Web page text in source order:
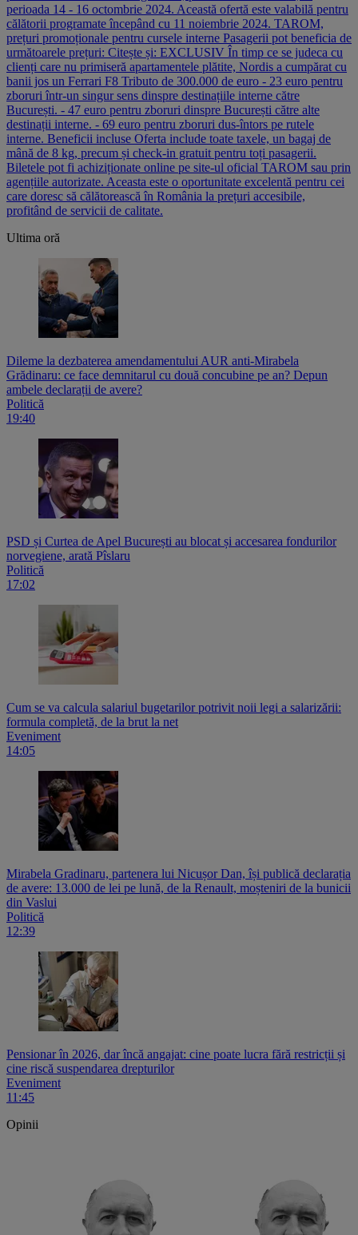
perioada 14 - 16 octombrie 2024. Această ofertă este valabilă pentru
călătorii programate începând cu 11 noiembrie 2024. TAROM,
prețuri promoționale pentru cursele interne Pasagerii pot beneficia de
următoarele prețuri: Citește și: EXCLUSIV În timp ce se judeca cu
clienți care nu primiseră apartamentele plătite, Nordis a cumpărat cu
banii jos un Ferrari F8 Tributo de 300.000 de euro - 23 euro pentru
zboruri într-un singur sens dinspre destinațiile interne către
București. - 47 euro pentru zboruri dinspre București către alte
destinații interne. - 69 euro pentru zboruri dus-întors pe rutele
interne. Beneficii incluse Oferta include toate taxele, un bagaj de
mână de 8 kg, precum și check-in gratuit pentru toți pasagerii.
Biletele pot fi achiziționate online pe site-ul oficial TAROM sau prin
agențiile autorizate. Aceasta este o oportunitate excelentă pentru cei
care doresc să călătorească în România la prețuri accesibile,
profitând de servicii de calitate.
Ultima oră
Dileme la dezbaterea amendamentului AUR anti-Mirabela
Grădinaru: ce face demnitarul cu două concubine pe an? Depun
ambele declarații de avere?
Politică
19:40
PSD și Curtea de Apel București au blocat și accesarea fondurilor
norvegiene, arată Pîslaru
Politică
17:02
Cum se va calcula salariul bugetarilor potrivit noii legi a salarizării:
formula completă, de la brut la net
Eveniment
14:05
Mirabela Gradinaru, partenera lui Nicușor Dan, își publică declarația
de avere: 13.000 de lei pe lună, de la Renault, moșteniri de la bunicii
din Vaslui
Politică
12:39
Pensionar în 2026, dar încă angajat: cine poate lucra fără restricții și
cine riscă suspendarea drepturilor
Eveniment
11:45
Opinii